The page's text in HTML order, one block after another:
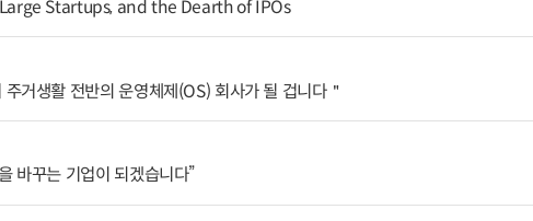
Startups, and the Dearth of IPOs
주거생활 전반의 운영체제(OS) 회사가 될 겁니다＂
바꾸는 기업이 되겠습니다”